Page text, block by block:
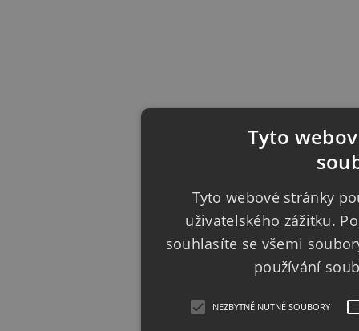
Tyto
Tyto webové stránky
uživatelského zážitku.
souhlasíte se všemi
používání
NEZBYTNĚ NUTNÉ SOUBORY